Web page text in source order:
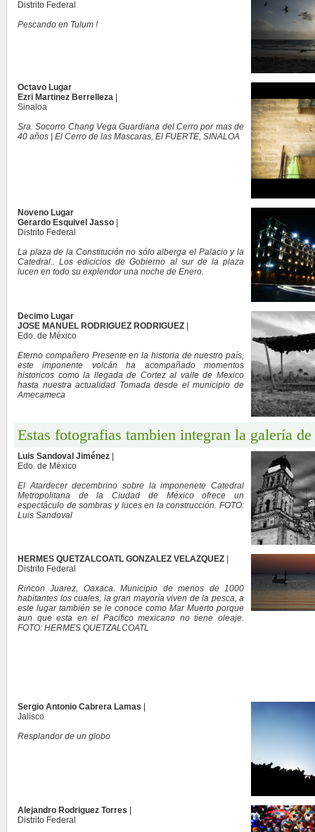
Distrito Federal
Pescando en Tulum !
Octavo Lugar
Ezri Martinez Berrelleza
Sinaloa
Sra. Socorro Chang Vega Guardiana del Cerro por mas de
40 años | El Cerro de las Mascaras, El FUERTE, SINALOA
Noveno Lugar
Gerardo Esquivel Jasso
Distrito Federal
La plaza de la Constitución no sólo alberga el Palacio y la
Catedral.. Los edicicios de Gobierno al sur de la plaza
lucen en todo su explendor una noche de Enero.
Decimo Lugar
JOSE MANUEL RODRIGUEZ RODRIGUEZ
Edo. de México
Eterno compañero Presente en la historia de nuestro país,
este imponente volcán ha acompañado momentos
historicos como la llegada de Cortez al valle de Mexico
hasta nuestra actualidad Tomada desde el municipio de
Amecameca
Estas fotografias tambien integran la galería
Luis Sandoval Jiménez
Edo. de México
El Atardecer decembrino sobre la imponenete Catedral
Metropolitana de la Ciudad de México ofrece un
espectáculo de sombras y luces en la construcción. FOTO:
Luis Sandoval
HERMES QUETZALCOATL GONZALEZ VELAZQUEZ
Distrito Federal
Rincon Juarez, Oaxaca. Municipio de menos de 1000
habitantes los cuales, la gran mayoría viven de la pesca, a
este lugar también se le conoce como Mar Muerto porque
aun que esta en el Pacifico mexicano no tiene oleaje.
FOTO: HERMES QUETZALCOATL
Sergio Antonio Cabrera Lamas
Jalisco
Resplandor de un globo
Alejandro Rodriguez Torres
Distrito Federal